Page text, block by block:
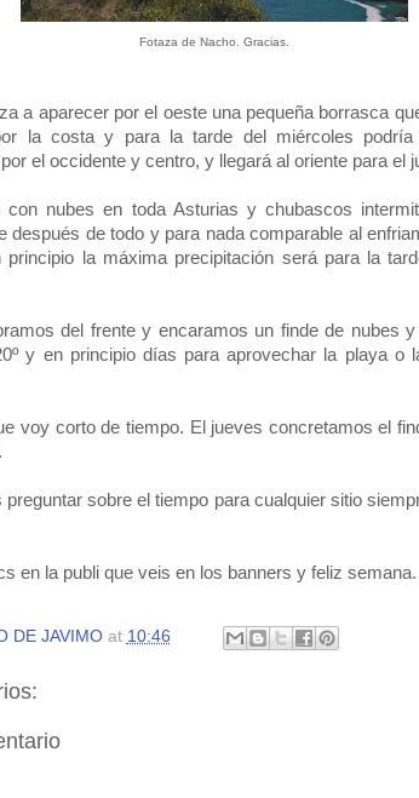
Fotaza de Nacho. Gracias.
a aparecer por el oeste una pequeña borrasca
la costa y para la tarde del miércoles
el occidente y centro, y llegará al oriente para el
con nubes en toda Asturias y chubascos
después de todo y para nada comparable al
principio la máxima precipitación será para la
del frente y encaramos un finde de nubes
y en principio días para aprovechar la playa o
voy corto de tiempo. El jueves concretamos el
preguntar sobre el tiempo para cualquier sitio
en la publi que veis en los banners y feliz semana.
DE JAVIMO at 10:46